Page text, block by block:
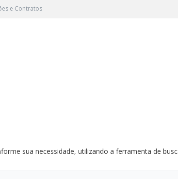
e Contratos
sua necessidade, utilizando a ferramenta de